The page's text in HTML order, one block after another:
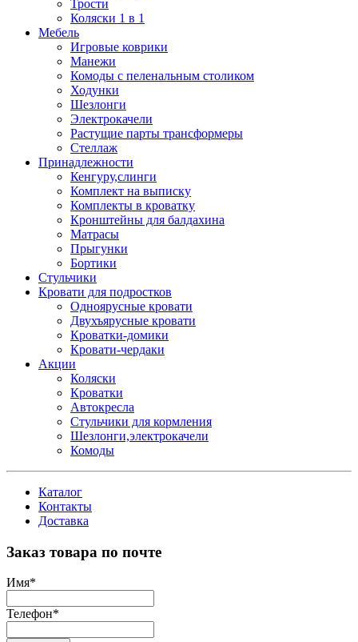
Трости
Коляски 1 в 1
Мебель
Игровые коврики
Манежи
Комоды с пеленальным столиком
Ходунки
Шезлонги
Электрокачели
Растущие парты трансформеры
Стеллаж
Принадлежности
Кенгуру,слинги
Комплект на выписку
Комплекты в кроватку
Кронштейны для балдахина
Матрасы
Прыгунки
Бортики
Стульчики
Кровати для подростков
Одноярусные кровати
Двухъярусные кровати
Кроватки-домики
Кровати-чердаки
Акции
Коляски
Кроватки
Автокресла
Стульчики для кормления
Шезлонги,электрокачели
Комоды
Каталог
Контакты
Доставка
Заказ товара по почте
Имя*
Телефон*